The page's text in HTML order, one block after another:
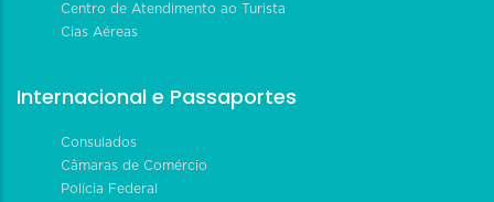
Centro de Atendimento ao Turista
Cias Aéreas
Internacional e Passaportes
Consulados
Câmaras de Comércio
Polícia Federal